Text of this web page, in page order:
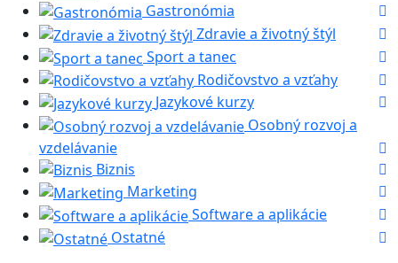
Gastronómia
Zdravie a životný štýl
Sport a tanec
Rodičovstvo a vzťahy
Jazykové kurzy
Osobný rozvoj a
vzdelávanie
Biznis
Marketing
Software a aplikácie
Ostatné